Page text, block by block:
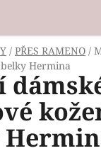
/ PŘES RAMENO /
Hermina